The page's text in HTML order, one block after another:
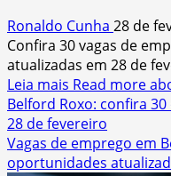
Ronaldo Cunha 28 de
Confira 30 vagas de
atualizadas em 28 de
Leia mais Read more
Belford Roxo: confira
28 de fevereiro
Vagas de emprego em
oportunidades